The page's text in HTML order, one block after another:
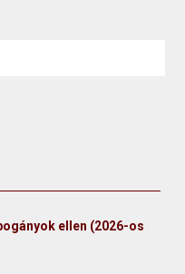
ellen (2026-os